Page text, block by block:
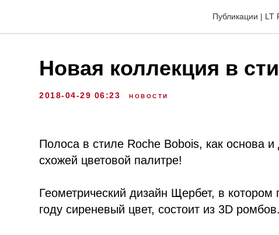
Публикации | LT
Новая коллекция в
2018-04-29 06:23 НОВОСТИ
Полоса в стиле Roche Bobois, как основа
схожей цветовой палитре!
Геометрический дизайн Щербет, в
году сиреневый цвет, состоит из 3D ромбов.